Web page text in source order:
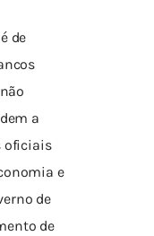
de
a
oficiais
e
de
de